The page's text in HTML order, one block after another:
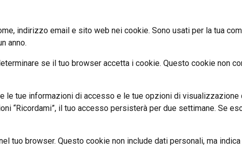
indirizzo email e sito web nei cookie. Sono usati per la tua
anno.
se il tuo browser accetta i cookie. Questo cookie non
le tue informazioni di accesso e le tue opzioni di
“Ricordami”, il tuo accesso persisterà per due settimane. Se
tuo browser. Questo cookie non include dati personali, ma